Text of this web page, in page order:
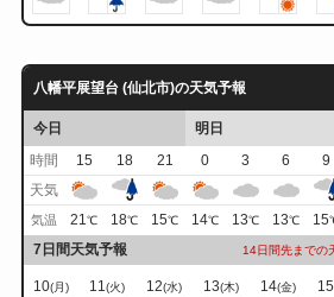
八幡平展望台 (仙北市)の天気予報
今日
明日
時間
15 18 21 0 3 6 9
天気
気温 21℃ 18℃ 15℃ 14℃ 13℃ 13℃ 15
7日間天気予報 14日間先までの
10(月) 11(火) 12(水) 13(木) 14(金) 15